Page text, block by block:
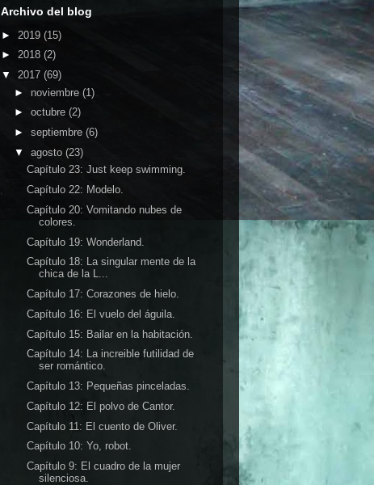
Archivo del blog
► 2019 (15)
► 2018 (2)
▼ 2017 (69)
► noviembre (1)
► octubre (2)
► septiembre (6)
▼ agosto (23)
Capítulo 23: Just keep swimming.
Capítulo 22: Modelo.
Capítulo 20: Vomitando nubes de
colores.
Capítulo 19: Wonderland.
Capítulo 18: La singular mente de la
chica de la L...
Capítulo 17: Corazones de hielo.
Capítulo 16: El vuelo del águila.
Capítulo 15: Bailar en la habitación.
Capítulo 14: La increible futilidad de
ser romántico.
Capítulo 13: Pequeñas pinceladas.
Capítulo 12: El polvo de Cantor.
Capítulo 11: El cuento de Oliver.
Capítulo 10: Yo, robot.
Capítulo 9: El cuadro de la mujer
silenciosa.